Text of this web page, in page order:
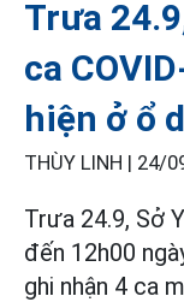
Trưa
ca
hiện ở ổ
THÙY LINH | 24/
Trưa 24.9, Sở
đến 12h00
ghi nhận 4 ca